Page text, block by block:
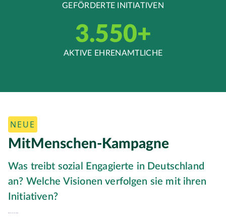
GEFÖRDERTE INITIATIVEN
4.400+
AKTIVE EHRENAMTLICHE
NEUE
MitMenschen-Kampagne
Was treibt sozial Engagierte in Deutschland
an? Welche Visionen verfolgen sie mit ihren
Initiativen?